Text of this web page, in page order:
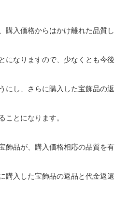
購入価格からはかけ離れた品質し
になりますので、少なくとも今後
にし、さらに購入した宝飾品の返
ことになります。
飾品が、購入価格相応の品質を有
購入した宝飾品の返品と代金返還